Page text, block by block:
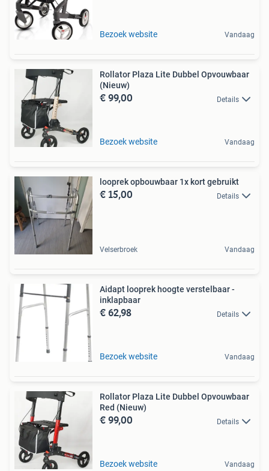
Bezoek website Vandaag
Rollator Plaza Lite Dubbel Opvouwbaar
(Nieuw)
€ 99,00 Details
Bezoek website Vandaag
looprek opbouwbaar 1x kort gebruikt
€ 15,00 Details
Velserbroek Vandaag
Aidapt looprek hoogte verstelbaar -
inklapbaar
€ 62,98 Details
Bezoek website Vandaag
Rollator Plaza Lite Dubbel Opvouwbaar
Red (Nieuw)
€ 99,00 Details
Bezoek website Vandaag